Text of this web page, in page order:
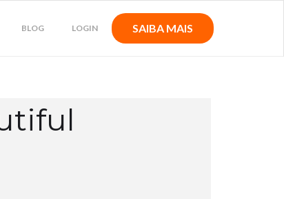
BLOG LOGIN SAIBA MAIS